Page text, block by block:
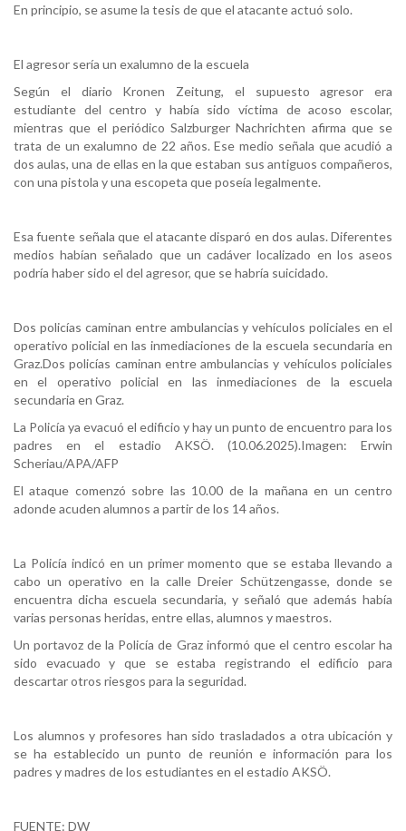
En principio, se asume la tesis de que el atacante actuó solo.
El agresor sería un exalumno de la escuela
Según el diario Kronen Zeitung, el supuesto agresor era
estudiante del centro y había sido víctima de acoso escolar,
mientras que el periódico Salzburger Nachrichten afirma que se
trata de un exalumno de 22 años. Ese medio señala que acudió a
dos aulas, una de ellas en la que estaban sus antiguos compañeros,
con una pistola y una escopeta que poseía legalmente.
Esa fuente señala que el atacante disparó en dos aulas. Diferentes
medios habían señalado que un cadáver localizado en los aseos
podría haber sido el del agresor, que se habría suicidado.
Dos policías caminan entre ambulancias y vehículos policiales en el
operativo policial en las inmediaciones de la escuela secundaria en
Graz.Dos policías caminan entre ambulancias y vehículos policiales
en el operativo policial en las inmediaciones de la escuela
secundaria en Graz.
La Policía ya evacuó el edificio y hay un punto de encuentro para los
padres en el estadio AKSÖ. (10.06.2025).Imagen: Erwin
Scheriau/APA/AFP
El ataque comenzó sobre las 10.00 de la mañana en un centro
adonde acuden alumnos a partir de los 14 años.
La Policía indicó en un primer momento que se estaba llevando a
cabo un operativo en la calle Dreier Schützengasse, donde se
encuentra dicha escuela secundaria, y señaló que además había
varias personas heridas, entre ellas, alumnos y maestros.
Un portavoz de la Policía de Graz informó que el centro escolar ha
sido evacuado y que se estaba registrando el edificio para
descartar otros riesgos para la seguridad.
Los alumnos y profesores han sido trasladados a otra ubicación y
se ha establecido un punto de reunión e información para los
padres y madres de los estudiantes en el estadio AKSÖ.
FUENTE: DW